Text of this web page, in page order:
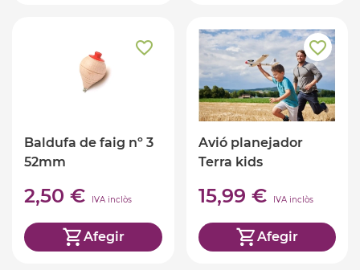
Baldufa de faig nº 3
52mm
2,50 € IVA inclòs
Afegir
Avió planejador
Terra kids
15,99 € IVA inclòs
Afegir